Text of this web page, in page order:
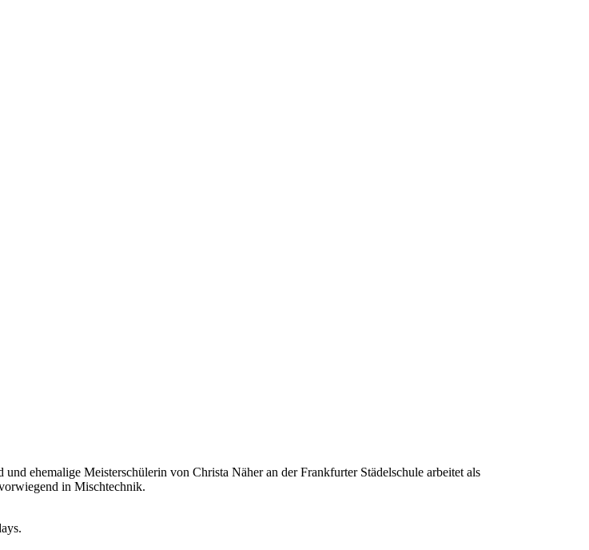
ehemalige Meisterschülerin von Christa Näher an der Frankfurter Städelschule arbeitet als
in Mischtechnik.